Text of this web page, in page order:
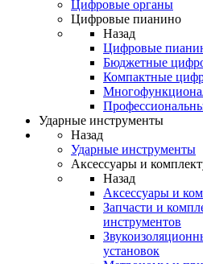
Цифровые органы
Цифровые пианино
Назад
Цифровые
Бюджетные
Компактные
Ударные инструменты
Назад
Ударные инструменты
Аксессуары и
Назад
Аксессуары и
Запчасти и
инструментов
установок